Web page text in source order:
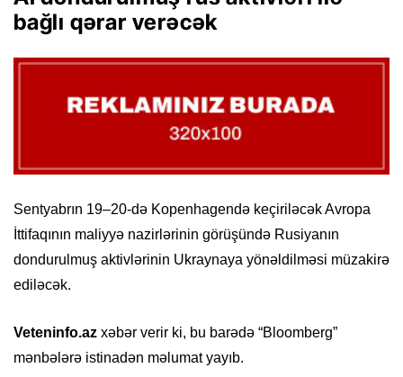
bağlı qərar verəcək
Sentyabrın 19–20-də Kopenhagendə keçiriləcək Avropa
İttifaqının maliyyə nazirlərinin görüşündə Rusiyanın
dondurulmuş aktivlərinin Ukraynaya yönəldilməsi müzakirə
ediləcək.
Veteninfo.az xəbər verir ki, bu barədə “Bloomberg”
mənbələrə istinadən məlumat yayıb.